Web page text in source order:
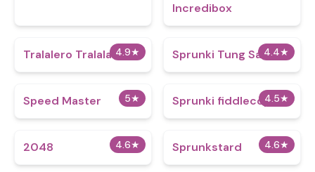
Incredibox
4.9★
Tralalero Tralala 4.4★
Sprunki Tung Sahur
5★
​​Speed Master 4.5★
Sprunki fiddlecopys
4.6★
2048 4.6★
Sprunkstard